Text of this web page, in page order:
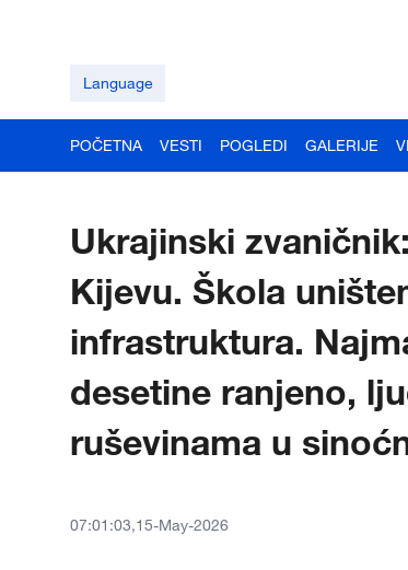
Language
POČETNA VESTI POGLEDI GALERIJE
Ukrajinski
Kijevu. Škola
infrastruktura.
desetine ranjeno,
ruševinama u
07:01:03,15-May-2026